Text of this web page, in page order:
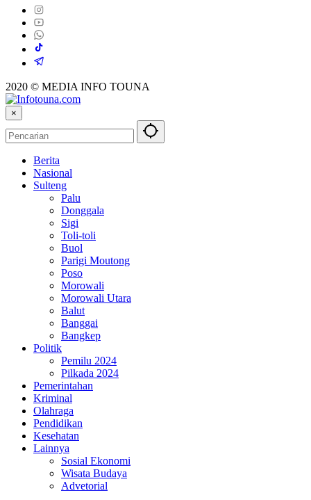
2020 © MEDIA INFO TOUNA
×
Berita
Nasional
Sulteng
Palu
Donggala
Sigi
Toli-toli
Buol
Parigi Moutong
Poso
Morowali
Morowali Utara
Balut
Banggai
Bangkep
Politik
Pemilu 2024
Pilkada 2024
Pemerintahan
Kriminal
Olahraga
Pendidikan
Kesehatan
Lainnya
Sosial Ekonomi
Wisata Budaya
Advetorial